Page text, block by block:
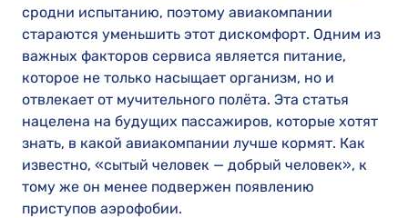
сродни испытанию, поэтому авиакомпании
стараются уменьшить этот дискомфорт. Одним из
важных факторов сервиса является питание,
которое не только насыщает организм, но и
отвлекает от мучительного полёта. Эта статья
нацелена на будущих пассажиров, которые хотят
знать, в какой авиакомпании лучше кормят. Как
известно, «сытый человек — добрый человек», к
тому же он менее подвержен появлению
приступов аэрофобии.